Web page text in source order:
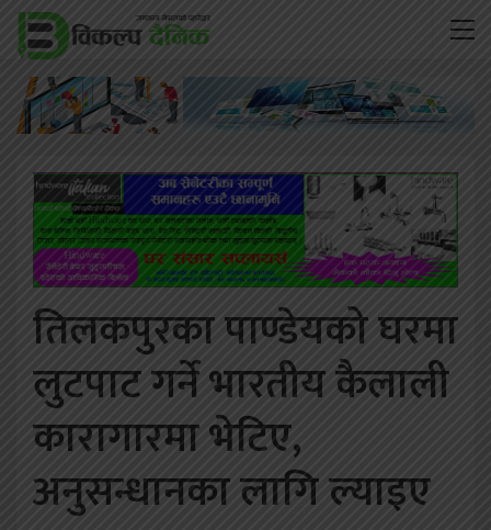
तिलकपुरका पाण्डेयको घरमा
लुटपाट गर्ने भारतीय कैलाली
कारागारमा भेटिए,
अनुसन्धानका लागि ल्याइए